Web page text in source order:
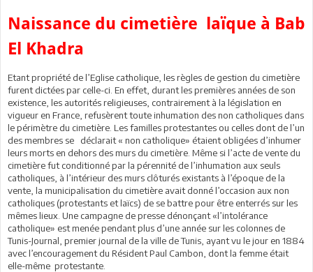
Naissance du cimetière laïque à Bab
El Khadra
Etant propriété de l’Eglise catholique, les règles de gestion du cimetière
furent dictées par celle-ci. En effet, durant les premières années de son
existence, les autorités religieuses, contrairement à la législation en
vigueur en France, refusèrent toute inhumation des non catholiques dans
le périmètre du cimetière. Les familles protestantes ou celles dont de l’un
des membres se déclarait « non catholique» étaient obligées d’inhumer
leurs morts en dehors des murs du cimetière. Même si l’acte de vente du
cimetière fut conditionné par la pérennité de l’inhumation aux seuls
catholiques, à l’intérieur des murs clôturés existants à l’époque de la
vente, la municipalisation du cimetière avait donné l’occasion aux non
catholiques (protestants et laïcs) de se battre pour être enterrés sur les
mêmes lieux. Une campagne de presse dénonçant «l’intolérance
catholique» est menée pendant plus d’une année sur les colonnes de
Tunis-Journal, premier journal de la ville de Tunis, ayant vu le jour en 1884
avec l’encouragement du Résident Paul Cambon, dont la femme était
elle-même protestante.